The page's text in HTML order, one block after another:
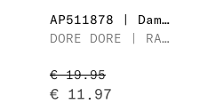
AP511878 | Dames Sneaker
DORE DORE | RAYURES AVEC LUREX
€ 19.95
€ 11.97